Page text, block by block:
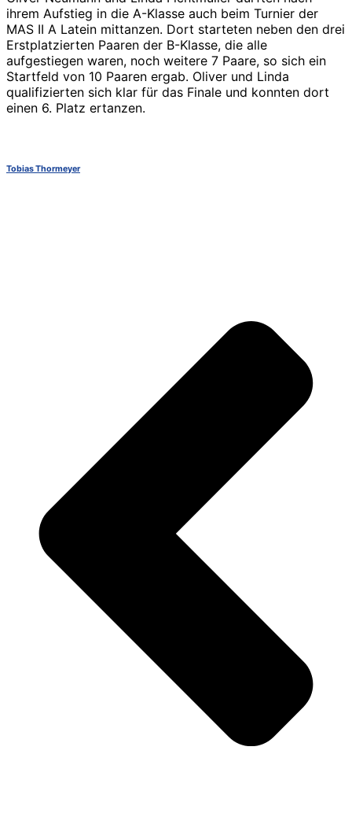
ihrem Aufstieg in die A-Klasse auch beim Turnier der
MAS II A Latein mittanzen. Dort starteten neben den drei
Erstplatzierten Paaren der B-Klasse, die alle
aufgestiegen waren, noch weitere 7 Paare, so sich ein
Startfeld von 10 Paaren ergab. Oliver und Linda
qualifizierten sich klar für das Finale und konnten dort
einen 6. Platz ertanzen.
Tobias Thormeyer